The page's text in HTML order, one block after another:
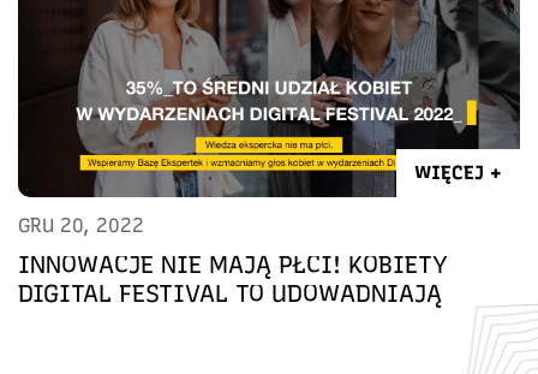
WIĘCEJ +
GRU 20, 2022
INNOWACJE NIE MAJĄ PŁCI! KOBIETY
DIGITAL FESTIVAL TO UDOWADNIAJĄ